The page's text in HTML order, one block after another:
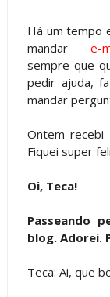
Há um tempo
mandar
sempre que
pedir ajuda,
mandar
Ontem recebi
Fiquei super
Oi, Teca!
Passeando
blog. Adorei.
Teca: Ai, que